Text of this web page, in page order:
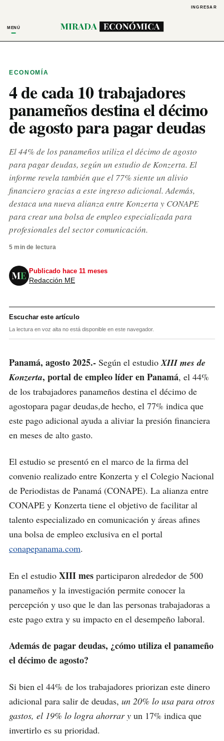
INGRESAR
MENÚ
ECONOMÍA
4 de cada 10 trabajadores
panameños destina el décimo
de agosto para pagar deudas
El 44% de los panameños utiliza el décimo de agosto
para pagar deudas, según un estudio de Konzerta. El
informe revela también que el 77% siente un alivio
financiero gracias a este ingreso adicional. Además,
destaca una nueva alianza entre Konzerta y CONAPE
para crear una bolsa de empleo especializada para
profesionales del sector comunicación.
5 min de lectura
Publicado hace 11 meses
Redacción ME
Escuchar este artículo
La lectura en voz alta no está disponible en este navegador.
Panamá, agosto 2025.- Según el estudio XIII mes de
Konzerta, portal de empleo líder en Panamá, el 44%
de los trabajadores panameños destina el décimo de
agostopara pagar deudas,de hecho, el 77% indica que
este pago adicional ayuda a aliviar la presión financiera
en meses de alto gasto.
El estudio se presentó en el marco de la firma del
convenio realizado entre Konzerta y el Colegio Nacional
de Periodistas de Panamá (CONAPE). La alianza entre
CONAPE y Konzerta tiene el objetivo de facilitar al
talento especializado en comunicación y áreas afines
una bolsa de empleo exclusiva en el portal
conapepanama.com.
En el estudio XIII mes participaron alrededor de 500
panameños y la investigación permite conocer la
percepción y uso que le dan las personas trabajadoras a
este pago extra y su impacto en el desempeño laboral.
Además de pagar deudas, ¿cómo utiliza el panameño
el décimo de agosto?
Si bien el 44% de los trabajadores priorizan este dinero
adicional para salir de deudas, un 20% lo usa para otros
gastos, el 19% lo logra ahorrar y un 17% indica que
invertirlo es su prioridad.